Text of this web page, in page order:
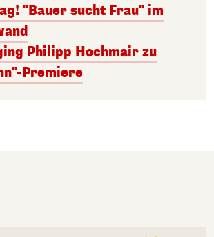
"Bauer sucht Frau" im
Philipp Hochmair zu
Premiere